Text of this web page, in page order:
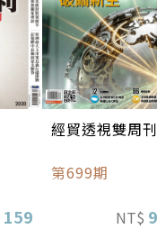
159
經貿透視雙周刊
第699期
NT$